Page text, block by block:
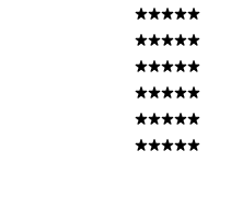
plage ramatuelle"